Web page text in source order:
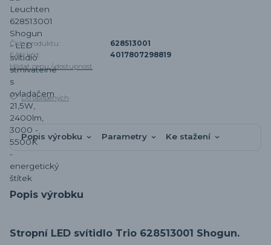
Číslo produktu:
628513001
EAN kód:
4017807298819
Hlídat cenu / dostupnost
Do oblíbených
Popis výrobku Parametry Ke stažení
Popis výrobku
Stropní LED svítidlo Trio 628513001 Shogun.